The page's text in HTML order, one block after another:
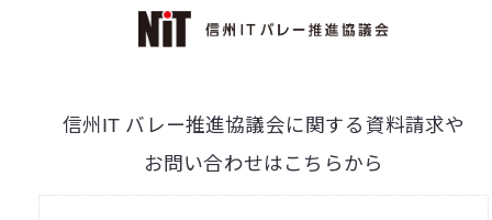
信州IT バレー推進協議会に関する資料請求や
お問い合わせはこちらから